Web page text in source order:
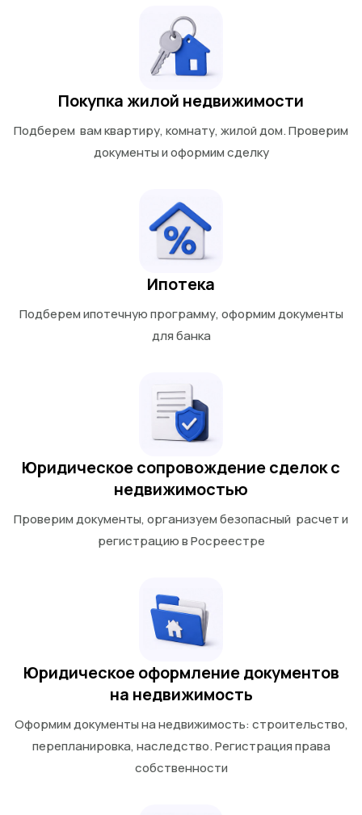
Покупка жилой недвижимости
Подберем вам квартиру, комнату, жилой дом. Проверим
документы и оформим сделку
Ипотека
Подберем ипотечную программу, оформим документы
для банка
Юридическое сопровождение сделок с
недвижимостью
Проверим документы, организуем безопасный расчет и
регистрацию в Росреестре
Юридическое оформление документов
на недвижимость
Оформим документы на недвижимость: строительство,
перепланировка, наследство. Регистрация права
собственности